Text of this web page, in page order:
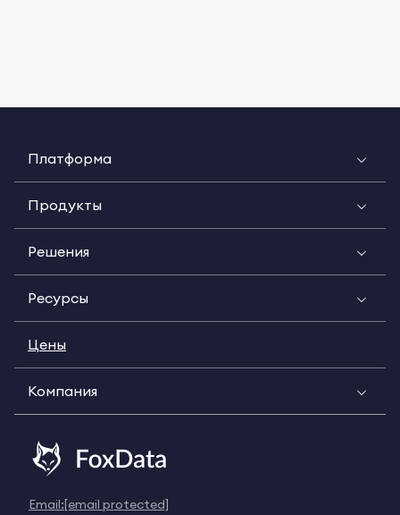
Платформа
Продукты
Решения
Ресурсы
Цены
Компания
Email:[email protected]